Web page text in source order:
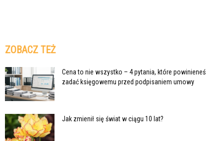
ZOBACZ TEŻ
Cena to nie wszystko – 4 pytania, które powinieneś
zadać księgowemu przed podpisaniem umowy
Jak zmienił się świat w ciągu 10 lat?